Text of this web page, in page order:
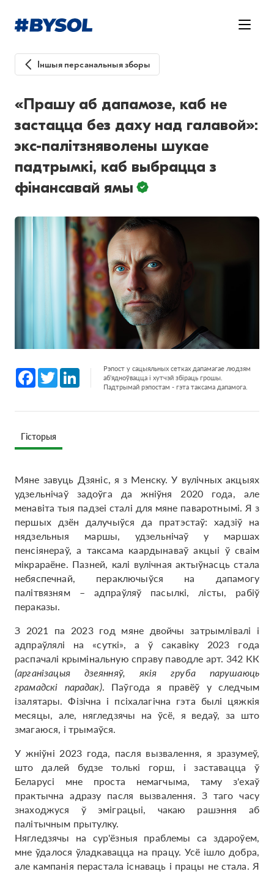
Іншыя персанальныя зборы
«Прашу аб дапамозе, каб не
застацца без даху над галавой»:
экс-палітзняволены шукае
падтрымкі, каб выбрацца з
фінансавай ямы
Facebook
Twitter LinkedInРэпост у сацыяльных сетках дапамагае людзям
аб'ядноўвацца і хутчэй збіраць грошы.
Падтрымай рэпостам - гэта таксама дапамога.
Гісторыя
Мяне завуць Дзяніс, я з Менску. У вулічных акцыях
удзельнічаў задоўга да жніўня 2020 года, але
менавіта тыя падзеі сталі для мяне паваротнымі. Я з
першых дзён далучыўся да пратэстаў: хадзіў на
нядзельныя маршы, удзельнічаў у маршах
пенсіянераў, а таксама каардынаваў акцыі ў сваім
мікрараёне. Пазней, калі вулічная актыўнасць стала
небяспечнай, пераключыўся на дапамогу
палітвязням – адпраўляў пасылкі, лісты, рабіў
пераказы.
З 2021 па 2023 год мяне двойчы затрымлівалі і
адпраўлялі на «суткі», а ў сакавіку 2023 года
распачалі крымінальную справу паводле арт. 342 КК
(арганізацыя дзеянняў, якія груба парушаюць
грамадскі парадак). Паўгода я правёў у следчым
ізалятары. Фізічна і псіхалагічна гэта былі цяжкія
месяцы, але, нягледзячы на ​​ўсё, я ведаў, за што
змагаюся, і трымаўся.
У жніўні 2023 года, пасля вызвалення, я зразумеў,
што далей будзе толькі горш, і заставацца ў
Беларусі мне проста немагчыма, таму з'ехаў
практычна адразу пасля вызвалення. З таго часу
знаходжуся ў эміграцыі, чакаю рашэння аб
палітычным прытулку.
Нягледзячы на ​​сур'ёзныя праблемы са здароўем,
мне ўдалося ўладкавацца на працу. Усё ішло добра,
але кампанія перастала існаваць і працы не стала. Я